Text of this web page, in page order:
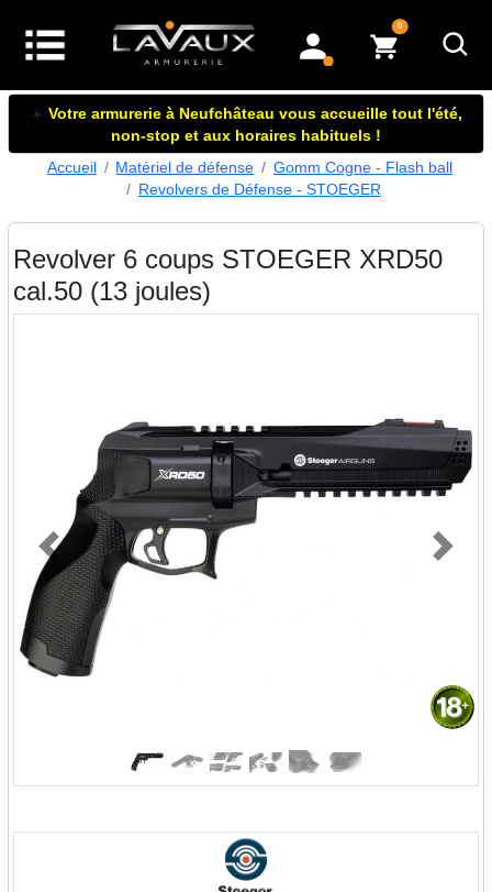
mon compte
0articles dans le panier
☀️ Votre armurerie à Neufchâteau vous accueille tout l'été,
non-stop et aux horaires habituels !
Accueil
Matériel de défense
Gomm Cogne - Flash ball
Revolvers de Défense - STOEGER
Revolver 6 coups STOEGER XRD50
cal.50 (13 joules)
Previous Next